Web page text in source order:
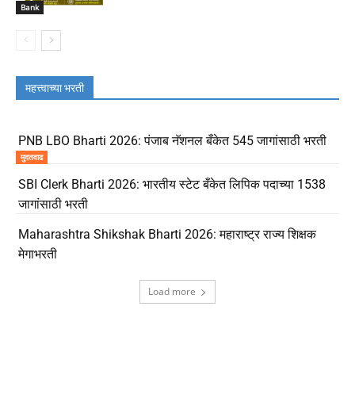
Bank
महत्त्वाच्या भरती
PNB LBO Bharti 2026: पंजाब नॅशनल बँकेत 545 जागांसाठी भरती
मुदतवाढ
SBI Clerk Bharti 2026: भारतीय स्टेट बँकेत लिपिक पदाच्या 1538
जागांसाठी भरती
Maharashtra Shikshak Bharti 2026: महाराष्ट्र राज्य शिक्षक
मेगाभरती
Load more